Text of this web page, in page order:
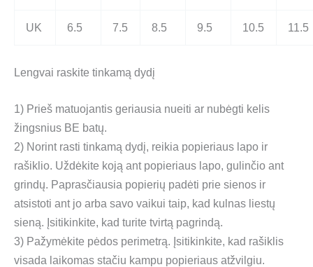
UK 6.5 7.5 8.5 9.5 10.5 11.5
Lengvai raskite tinkamą dydį
1) Prieš matuojantis geriausia nueiti ar nubėgti kelis
žingsnius BE batų.
2) Norint rasti tinkamą dydį, reikia popieriaus lapo ir
rašiklio. Uždėkite koją ant popieriaus lapo, gulinčio ant
grindų. Paprasčiausia popierių padėti prie sienos ir
atsistoti ant jo arba savo vaikui taip, kad kulnas liestų
sieną. Įsitikinkite, kad turite tvirtą pagrindą.
3) Pažymėkite pėdos perimetrą. Įsitikinkite, kad rašiklis
visada laikomas stačiu kampu popieriaus atžvilgiu.